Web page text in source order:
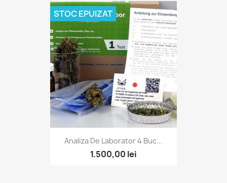
Analiza De Laborator 4 Buc...
1.500,00 lei
STOC EPUIZAT